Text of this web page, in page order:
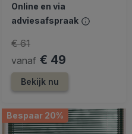
Online en via
adviesafspraak
vanaf € 49
€ 61
Bekijk nu
Bespaar 20%